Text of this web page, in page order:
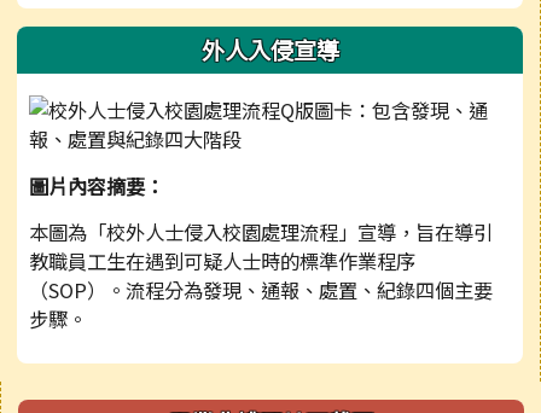
外人入侵宣導
圖片內容摘要：
本圖為「校外人士侵入校園處理流程」宣導，旨在導引
教職員工生在遇到可疑人士時的標準作業程序
（SOP）。流程分為發現、通報、處置、紀錄四個主要
步驟。